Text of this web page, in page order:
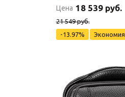
Цена 18 539 руб.
21 549 руб.
-13.97%
Экономия